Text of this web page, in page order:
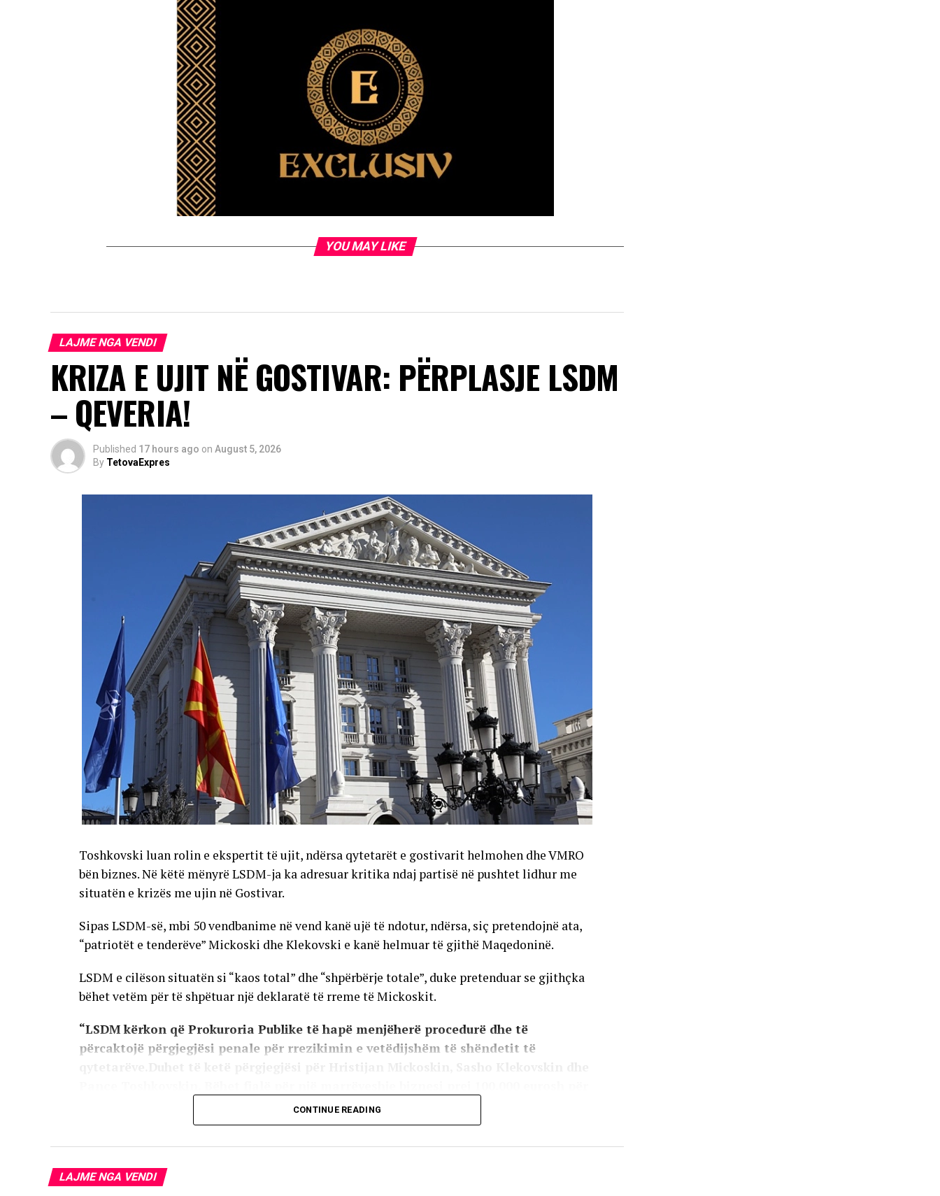
YOU MAY LIKE
LAJME NGA VENDI
KRIZA E UJIT NË GOSTIVAR: PËRPLASJE LSDM
– QEVERIA!
Published 17 hours ago on August 5, 2026
By TetovaExpres
Toshkovski luan rolin e ekspertit të ujit, ndërsa qytetarët e gostivarit helmohen dhe VMRO
bën biznes. Në këtë mënyrë LSDM-ja ka adresuar kritika ndaj partisë në pushtet lidhur me
situatën e krizës me ujin në Gostivar.
Sipas LSDM-së, mbi 50 vendbanime në vend kanë ujë të ndotur, ndërsa, siç pretendojnë ata,
“patriotët e tenderëve” Mickoski dhe Klekovski e kanë helmuar të gjithë Maqedoninë.
LSDM e cilëson situatën si “kaos total” dhe “shpërbërje totale”, duke pretenduar se gjithçka
bëhet vetëm për të shpëtuar një deklaratë të rreme të Mickoskit.
“LSDM kërkon që Prokuroria Publike të hapë menjëherë procedurë dhe të
përcaktojë përgjegjësi penale për rrezikimin e vetëdijshëm të shëndetit të
furnizimin me ujë në Gostivar, pa tender dhe pa shpallje publike.”
opinionit me dezinformata të pasakta dhe tërësisht të sajuara.
CONTINUE READING
LAJME NGA VENDI